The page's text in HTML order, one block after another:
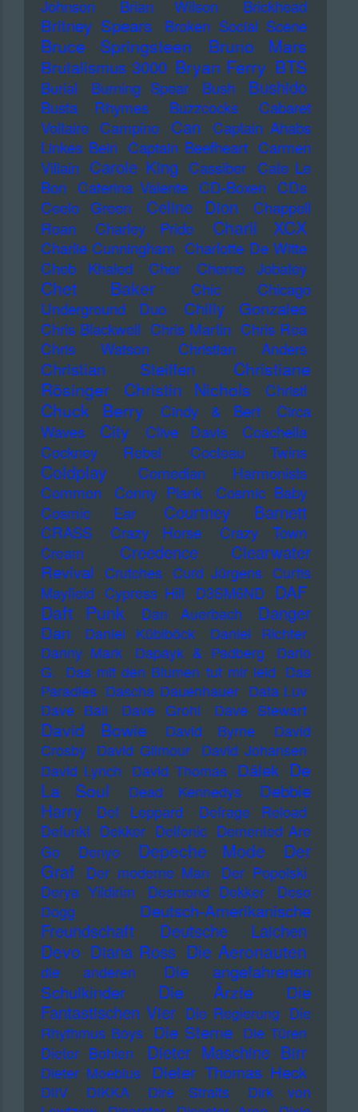
Johnson Brian Wilson Brickhead
Britney Spears Broken Social Scene
Bruce Springsteen Bruno Mars
Brutalismus 3000 Bryan Ferry BTS
Burial Burning Spear Bush Bushido
Busta Rhymes Buzzcocks
Cabaret
Voltaire Campino Can
Captain Ahabs
Linkes Bein Captain Beefheart Carmen
Villain Carole King Cassiber Cate Le
Bon
Caterina Valente CD-Boxen
CDs
Ceelo Green
Celine Dion
Chappell
Roan
Charley Pride Charli XCX
Charlie Cunningham Charlotte De Witte
Cheb Khaled
Cher Cherno Jobatey
Chet Baker Chic
Chicago
Underground Duo
Chilly Gonzales
Chris Blackwell Chris Martin Chris Rea
Chris Watson
Christian Anders
Christian Steiffen
Christiane
Rösinger
Christin Nichols Christl
Chuck Berry Cindy & Bert
Circa
Waves
City Clive Davis
Coachella
Cockney Rebel
Cocteau Twins
Coldplay
Comedian Harmonists
Common
Conny Plank
Cosmic Baby
Cosmic Ear
Courtney Barnett
CRASS Crazy Horse Crazy Town
Cream
Creedence Clearwater
Revival
Crutches Curd Jürgens Curtis
Mayfield Cypress Hill D3SM6ND DAF
Daft Punk Dan Auerbach
Danger
Dan
Daniel Küblböck
Daniel Richter
Danny Mark
Dapayk & Padberg
Dario
G. Das mit den Blumen tut mir leid Das
Paradies Dascha Dauenhauer Data Luv
Dave Ball
Dave Grohl Dave Stewart
David Bowie David Byrne
David
Crosby David Gilmour David Johansen
David Lynch David Thomas Dälek De
La Soul
Dead Kennedys
Debbie
Harry
Def Leppard
Defrage Reload
Defunkt Dekker Delfonic Demented Are
Go
Denyo Depeche Mode
Der
Graf
Der moderne Man
Der Popolski
Derya Yildirim
Desmond Dekker
Deso
Dogg
Deutsch-Amerikanische
Freundschaft
Deutsche Laichen
Devo Diana Ross Die Aeronauten
die anderen
Die angefahrenen
Schulkinder
Die Ärzte
Die
Fantastischen Vier Die Regierung Die
Rhythmus Boys Die Sterne Die Türen
Dieter Bohlen
Dieter Maschine Birr
Dieter Moebius Dieter Thomas Heck
DiIV DIKKA Dire Straits
Dirk von